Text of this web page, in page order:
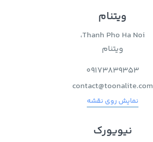
ویتنام
Thanh Pho Ha Noi،
ویتنام
09173839353
contact@toonalite.com
نمایش روی نقشه
نیویورک